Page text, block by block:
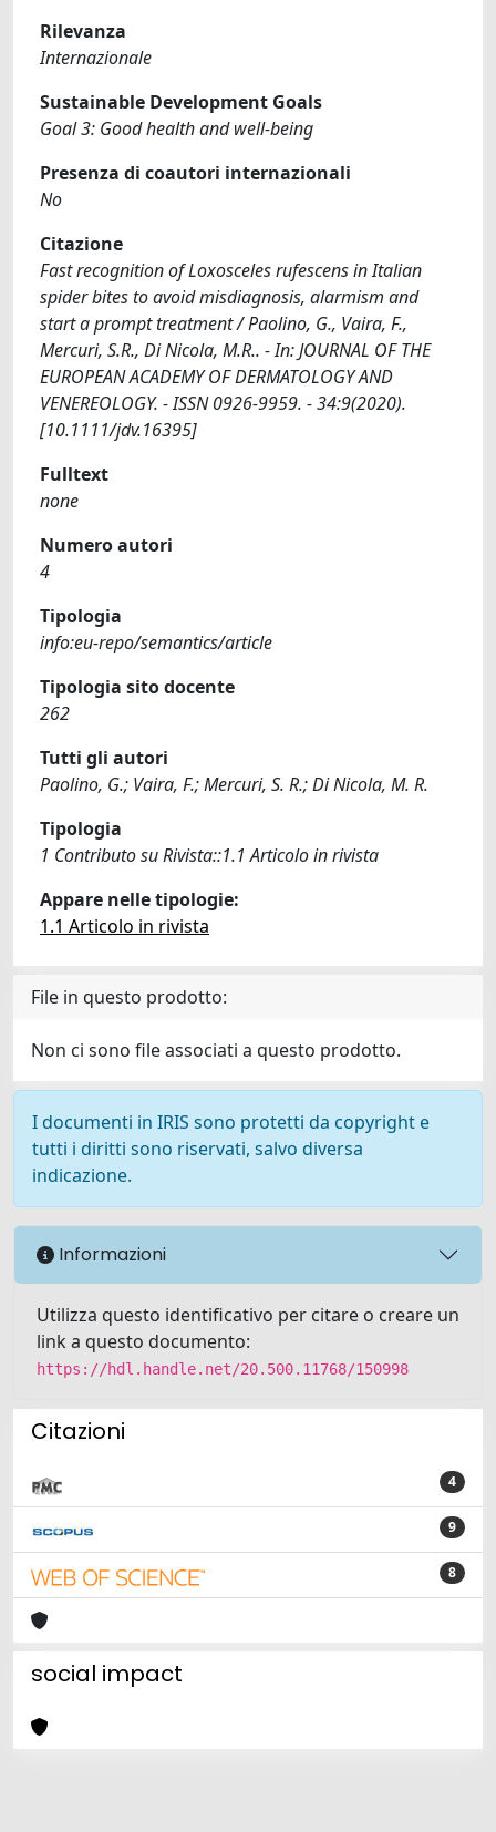
Rilevanza
Internazionale
Sustainable Development Goals
Goal 3: Good health and well-being
Presenza di coautori internazionali
No
Citazione
Fast recognition of Loxosceles rufescens in Italian
spider bites to avoid misdiagnosis, alarmism and
start a prompt treatment / Paolino, G., Vaira, F.,
Mercuri, S.R., Di Nicola, M.R.. - In: JOURNAL OF THE
EUROPEAN ACADEMY OF DERMATOLOGY AND
VENEREOLOGY. - ISSN 0926-9959. - 34:9(2020).
[10.1111/jdv.16395]
Fulltext
none
Numero autori
4
Tipologia
info:eu-repo/semantics/article
Tipologia sito docente
262
Tutti gli autori
Paolino, G.; Vaira, F.; Mercuri, S. R.; Di Nicola, M. R.
Tipologia
1 Contributo su Rivista::1.1 Articolo in rivista
Appare nelle tipologie:
1.1 Articolo in rivista
File in questo prodotto:
Non ci sono file associati a questo prodotto.
I documenti in IRIS sono protetti da copyright e
tutti i diritti sono riservati, salvo diversa
indicazione.
Informazioni
Utilizza questo identificativo per citare o creare un
link a questo documento:
https://hdl.handle.net/20.500.11768/150998
Citazioni
4
9
8
social impact